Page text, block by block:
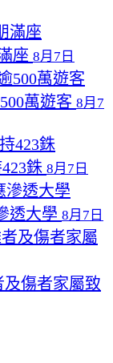
座 8月7日
萬遊客 8月7
銖 8月7日
透大學 8月7日
傷者家屬致